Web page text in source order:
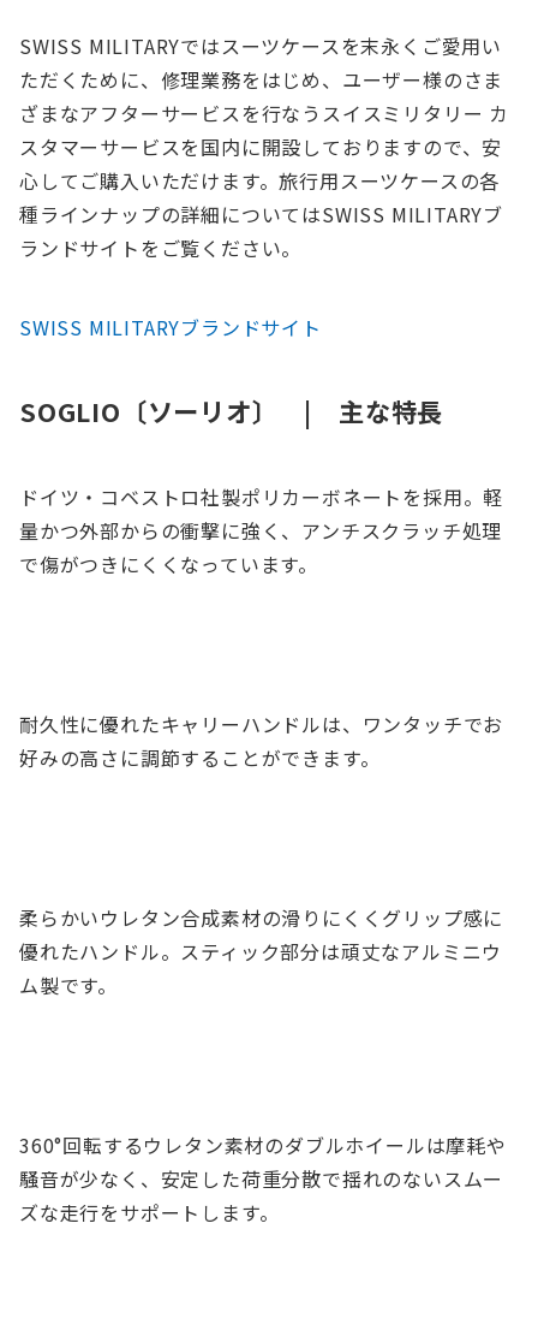
SWISS MILITARYではスーツケースを末永くご愛用い
ただくために、修理業務をはじめ、ユーザー様のさま
ざまなアフターサービスを行なうスイスミリタリー カ
スタマーサービスを国内に開設しておりますので、安
心してご購入いただけます。旅行用スーツケースの各
種ラインナップの詳細についてはSWISS MILITARYブ
ランドサイトをご覧ください。
SWISS MILITARYブランドサイト
SOGLIO〔ソーリオ〕 | 主な特長
ドイツ・コベストロ社製ポリカーボネートを採用。軽
量かつ外部からの衝撃に強く、アンチスクラッチ処理
で傷がつきにくくなっています。
耐久性に優れたキャリーハンドルは、ワンタッチでお
好みの高さに調節することができます。
柔らかいウレタン合成素材の滑りにくくグリップ感に
優れたハンドル。スティック部分は頑丈なアルミニウ
ム製です。
360°回転するウレタン素材のダブルホイールは摩耗や
騒音が少なく、安定した荷重分散で揺れのないスムー
ズな走行をサポートします。